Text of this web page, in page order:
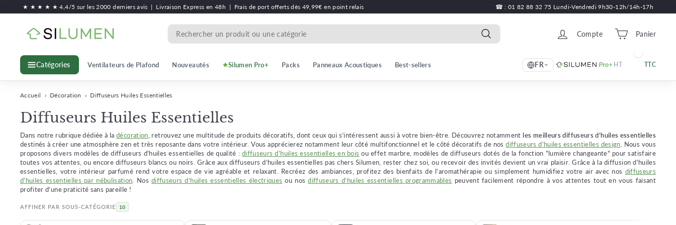
au
★ ★ ★ ★ ★ 4,4/5 sur les 2000 derniers avis | Livraison Express en 48h | Frais de port offerts dès 49,99€ en point relais ☎ : 01 82 88 32 75 Lundi-Vendredi 9h30-12h/14h-17h
l
u
m
e
n
Search
Recherche
Compte Panier
Catégories Ventilateurs de Plafond Nouveautés Silumen Pro+ Packs Panneaux Acoustiques Best-sellers FR HT TTC
Accueil › Décoration › Diffuseurs Huiles Essentielles
Diffuseurs Huiles Essentielles
Dans notre rubrique dédiée à ladécoration, retrouvez une multitude de produits décoratifs, dont ceux qui s’intéressent aussi à votre bien-être. Découvrez notamment les meilleurs diffuseurs d’huiles essentielles
destinés à créer une atmosphère zen et très reposante dans votre intérieur. Vous apprécierez notamment leur côté multifonctionnel et le côté décoratifs de nosdiffuseurs d'huiles essentielles design. Nous vous
proposons divers modèles de diffuseurs d'huiles essentielles de qualité :diffuseurs d'huiles essentielles en bois ou effet marbre, modèles de diffuseurs dotés de la fonction "lumière changeante" pour satisfaire
toutes vos attentes, ou encore diffuseurs blancs ou noirs. Grâce aux diffuseurs d’huiles essentielles pas chers Silumen, rester chez soi, ou recevoir des invités devient un vrai plaisir. Grâce à la diffusion d'huiles
essentielles, votre intérieur parfumé rend votre espace de vie agréable et relaxant. Recréez des ambiances, profitez des bienfaits de l'aromathérapie ou simplement humidifiez votre air avec nos diffuseurs
d'huiles essentielles par nébulisation. Nos diffuseurs d’huiles essentielles électriques ou nosdiffuseurs d’huiles essentielles programmables peuvent facilement répondre à vos attentes tout en vous faisant
profiter d’une praticité sans pareille !
AFFINER PAR SOUS-CATÉGORIE 10